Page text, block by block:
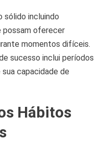
sólido incluindo
possam oferecer
momentos difíceis.
sucesso inclui períodos
capacidade de
Hábitos